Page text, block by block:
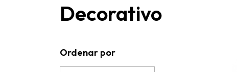
Decorativo
Ordenar por